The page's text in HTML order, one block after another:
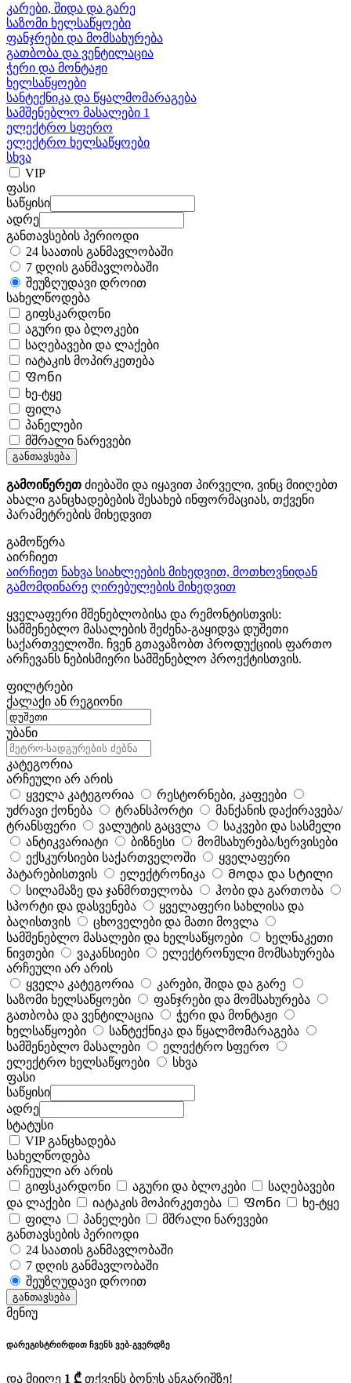
კარები, შიდა და გარე
საზომი ხელსაწყოები
ფანჯრები და მომსახურება
გათბობა და ვენტილაცია
ჭერი და მონტაჟი
ხელსაწყოები
სანტექნიკა და წყალმომარაგება
სამშენებლო მასალები 1
ელექტრო სფერო
ელექტრო ხელსაწყოები
სხვა
VIP
ფასი
საწყისი
ადრე
განთავსების პერიოდი
24 საათის განმავლობაში
7 დღის განმავლობაში
შეუზღუდავი დროით
სახელწოდება
გიფსკარდონი
აგური და ბლოკები
საღებავები და ლაქები
იატაკის მოპირკეთება
Ფონი
ხე-ტყე
ფილა
პანელები
მშრალი ნარევები
განთავსება
გამოიწერეთ ძიებაში და იყავით პირველი, ვინც მიიღებთ
ახალი განცხადებების შესახებ ინფორმაციას, თქვენი
პარამეტრების მიხედვით
გამოწერა
აირჩიეთ
აირჩიეთ ნახვა სიახლეების მიხედვით, მოთხოვნიდან
გამომდინარე ღირებულების მიხედვით
ყველაფერი მშენებლობისა და რემონტისთვის:
სამშენებლო მასალების შეძენა-გაყიდვა დუშეთი
საქართველოში. ჩვენ გთავაზობთ პროდუქციის ფართო
არჩევანს ნებისმიერი სამშენებლო პროექტისთვის.
ფილტრები
ქალაქი ან რეგიონი
უბანი
კატეგორია
არჩეული არ არის
ყველა კატეგორია
რესტორნები, კაფეები
უძრავი ქონება
ტრანსპორტი
მანქანის დაქირავება/
ტრანსფერი
ვალუტის გაცვლა
საკვები და სასმელი
ანტიკვარიატი
ბიზნესი
მომსახურება/სერვისები
ექსკურსიები საქართველოში
ყველაფერი
პატარებისთვის
ელექტრონიკა
Მოდა და სტილი
სილამაზე და ჯანმრთელობა
ჰობი და გართობა
სპორტი და დასვენება
ყველაფერი სახლისა და
ბაღისთვის
ცხოველები და მათი მოვლა
სამშენებლო მასალები და ხელსაწყოები
ხელნაკეთი
ნივთები
ვაკანსიები
ელექტრონული მომსახურება
არჩეული არ არის
ყველა კატეგორია
კარები, შიდა და გარე
საზომი ხელსაწყოები
ფანჯრები და მომსახურება
გათბობა და ვენტილაცია
ჭერი და მონტაჟი
ხელსაწყოები
სანტექნიკა და წყალმომარაგება
სამშენებლო მასალები
ელექტრო სფერო
ელექტრო ხელსაწყოები
სხვა
ფასი
საწყისი
ადრე
სტატუსი
VIP განცხადება
სახელწოდება
არჩეული არ არის
გიფსკარდონი
აგური და ბლოკები
საღებავები
და ლაქები
იატაკის მოპირკეთება Ფონი
ხე-ტყე
ფილა
პანელები
მშრალი ნარევები
განთავსების პერიოდი
24 საათის განმავლობაში
7 დღის განმავლობაში
შეუზღუდავი დროით
განთავსება
მენიუ
დარეგისტრირდით ჩვენს ვებ-გვერდზე
და მიიღე 1 ₾ თქვენს ბონუს ანგარიშზე!